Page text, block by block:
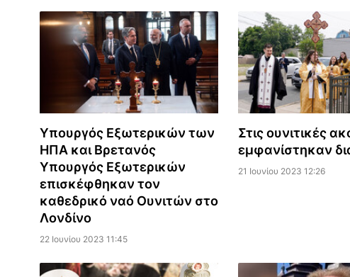
Υπουργός Εξωτερικών των
ΗΠΑ και Βρετανός
Υπουργός Εξωτερικών
επισκέφθηκαν τον
καθεδρικό ναό Ουνιτών στο
Λονδίνο
22 Ιουνίου 2023 11:45
Στις ουνιτικές
εμφανίστηκαν
21 Ιουνίου 2023 12:26